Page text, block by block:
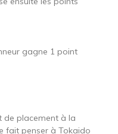
gagne 1 point
de placement à la
fait penser à Tokaido